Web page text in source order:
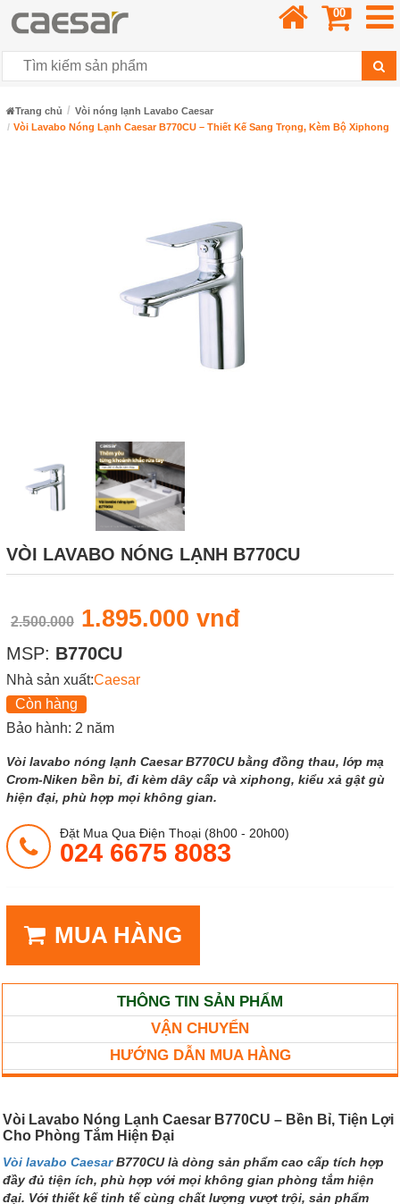
00
Trang chủ
Vòi nóng lạnh Lavabo Caesar
Vòi Lavabo Nóng Lạnh Caesar B770CU – Thiết Kế Sang Trọng, Kèm Bộ Xiphong
VÒI LAVABO NÓNG LẠNH B770CU
2.500.000 1.895.000 vnđ
MSP: B770CU
Nhà sản xuất:Caesar
Còn hàng
Bảo hành: 2 năm
Vòi lavabo nóng lạnh Caesar B770CU bằng đồng thau, lớp mạ
Crom-Niken bền bỉ, đi kèm dây cấp và xiphong, kiểu xả gật gù
hiện đại, phù hợp mọi không gian.
Đặt Mua Qua Điện Thoại (8h00 - 20h00)
024 6675 8083
MUA HÀNG
THÔNG TIN SẢN PHẨM
VẬN CHUYỂN
HƯỚNG DẪN MUA HÀNG
Vòi Lavabo Nóng Lạnh Caesar B770CU – Bền Bỉ, Tiện Lợi
Cho Phòng Tắm Hiện Đại
Vòi lavabo CaesarB770CU là dòng sản phẩm cao cấp tích hợp
đầy đủ tiện ích, phù hợp với mọi không gian phòng tắm hiện
đại. Với thiết kế tinh tế cùng chất lượng vượt trội, sản phẩm